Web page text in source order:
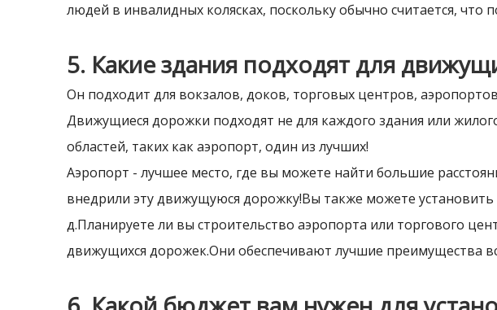
людей в инвалидных колясках, поскольку обычно считается,
5. Какие здания подходят для
Он подходит для вокзалов, доков, торговых центров,
Движущиеся дорожки подходят не для каждого здания или
областей, таких как аэропорт, один из лучших!
Аэропорт - лучшее место, где вы можете найти большие
внедрили эту движущуюся дорожку!Вы также можете
д.Планируете ли вы строительство аэропорта или торгового
движущихся дорожек.Они обеспечивают лучшие преимущества